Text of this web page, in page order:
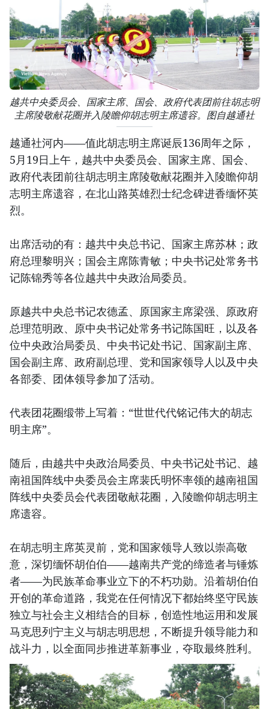
越共中央委员会、国家主席、国会、政府代表团前往胡志明
主席陵敬献花圈并入陵瞻仰胡志明主席遗容。图自越通社
越通社河内——值此胡志明主席诞辰136周年之际，
5月19日上午，越共中央委员会、国家主席、国会、
政府代表团前往胡志明主席陵敬献花圈并入陵瞻仰胡
志明主席遗容，在北山路英雄烈士纪念碑进香缅怀英
烈。
出席活动的有：越共中央总书记、国家主席苏林；政
府总理黎明兴；国会主席陈青敏；中央书记处常务书
记陈锦秀等各位越共中央政治局委员。
原越共中央总书记农德孟、原国家主席梁强、原政府
总理范明政、原中央书记处常务书记陈国旺，以及各
位中央政治局委员、中央书记处书记、国家副主席、
国会副主席、政府副总理、党和国家领导人以及中央
各部委、团体领导参加了活动。
代表团花圈缎带上写着：“世世代代铭记伟大的胡志
明主席”。
随后，由越共中央政治局委员、中央书记处书记、越
南祖国阵线中央委员会主席裴氏明怀率领的越南祖国
阵线中央委员会代表团敬献花圈，入陵瞻仰胡志明主
席遗容。
在胡志明主席英灵前，党和国家领导人致以崇高敬
意，深切缅怀胡伯伯——越南共产党的缔造者与锤炼
者——为民族革命事业立下的不朽功勋。沿着胡伯伯
开创的革命道路，我党在任何情况下都始终坚守民族
独立与社会主义相结合的目标，创造性地运用和发展
马克思列宁主义与胡志明思想，不断提升领导能力和
战斗力，以全面同步推进革新事业，夺取最终胜利。